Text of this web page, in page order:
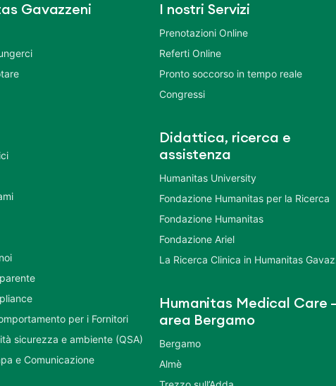
Gavazzeni
per i Fornitori
sicurezza e ambiente (QSA)
e Comunicazione
I nostri Servizi
Prenotazioni Online
Referti Online
Pronto soccorso in tempo reale
Congressi
Didattica, ricerca e
assistenza
Humanitas University
Fondazione Humanitas per la Ricerca
Fondazione Humanitas
Fondazione Ariel
La Ricerca Clinica in Humanitas
Humanitas Medical Care
area Bergamo
Bergamo
Almè